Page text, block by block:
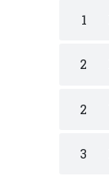
1
2
2
3